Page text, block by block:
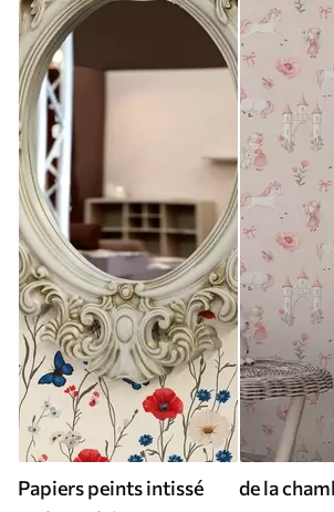
Papiers peints intissé
de la